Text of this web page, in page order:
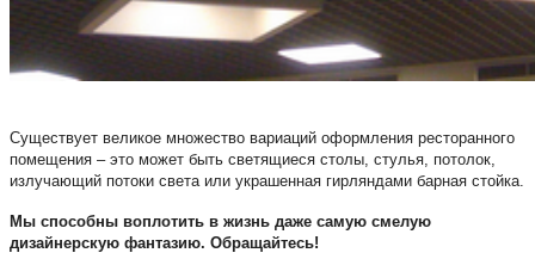
Существует великое множество вариаций оформления ресторанного
помещения – это может быть светящиеся столы, стулья, потолок,
излучающий потоки света или украшенная гирляндами барная стойка.
Мы способны воплотить в жизнь даже самую смелую
дизайнерскую фантазию. Обращайтесь!